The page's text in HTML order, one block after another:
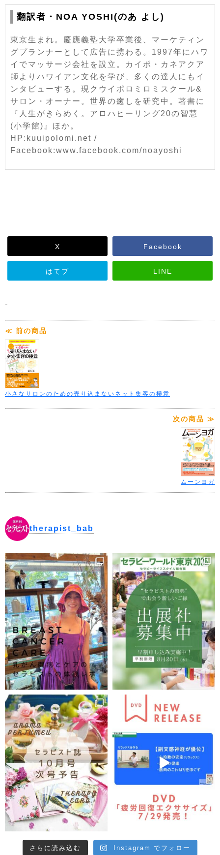
翻訳者・NOA YOSHI(のあ よし)
東京生まれ。慶應義塾大学卒業後、マーケティン
グプランナーとして広告に携わる。1997年にハワ
イでマッサージ会社を設立。カイポ・カネアクア
師よりハワイアン文化を学び、多くの達人にもイ
ンタビューする。現クウイポロミロミスクール&
サロン・オーナー。世界の癒しを研究中。著書に
『人生がきらめく。アロハヒーリング20の智慧
(小学館)』ほか。
HP:kuuipolomi.net /
Facebook:www.facebook.com/noayoshi
X Facebook
はてブ LINE
-
≪ 前の商品
小さなサロンのための売り込まないネット集客の極意
次の商品 ≫
ムーンヨガ
therapist_bab
さらに読み込む Instagram でフォロー